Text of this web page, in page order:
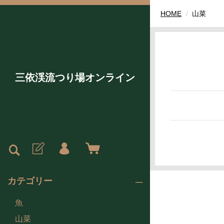
三依渓流つり場オンライン
カテゴリー
魚
山菜
HOME 山菜